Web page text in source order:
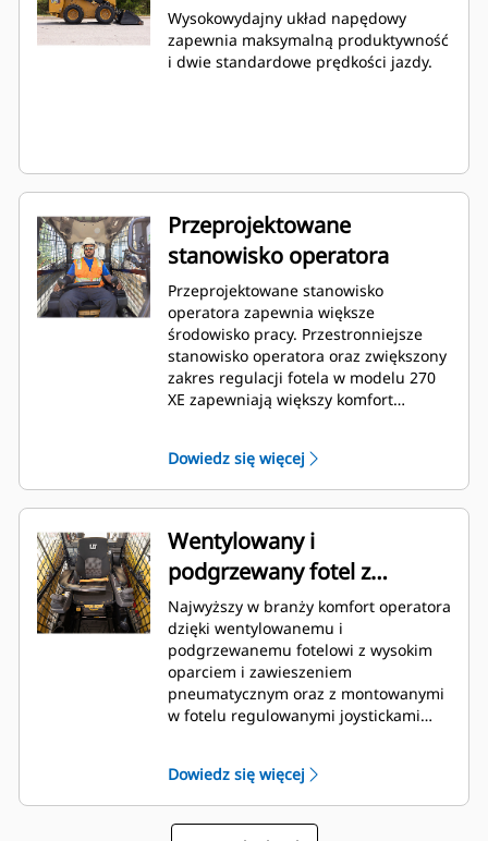
Wysokowydajny układ napędowy
zapewnia maksymalną produktywność
i dwie standardowe prędkości jazdy.
Przeprojektowane
stanowisko operatora
Przeprojektowane stanowisko
operatora zapewnia większe
środowisko pracy. Przestronniejsze
stanowisko operatora oraz zwiększony
zakres regulacji fotela w modelu 270
XE zapewniają większy komfort
hermetyczna kabina zapewnia czyste i
ciche miejsce pracy, a ponadto jest
wyposażona w optymalnie
rozmieszczone otwory wentylacyjne,
znakomicie rozprowadzające
powietrze.
Dowiedz się więcej
Wentylowany i
podgrzewany fotel z
wysokim oparciem i
zawieszeniem
pneumatycznym
Najwyższy w branży komfort operatora
dzięki wentylowanemu i
podgrzewanemu fotelowi z wysokim
oparciem i zawieszeniem
pneumatycznym oraz z montowanymi
w fotelu regulowanymi joystickami
Dowiedz się więcej